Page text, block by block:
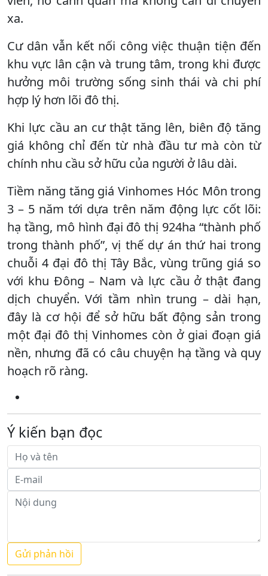
xa.
Cư dân vẫn kết nối công việc thuận tiện đến
khu vực lân cận và trung tâm, trong khi được
hưởng môi trường sống sinh thái và chi phí
hợp lý hơn lõi đô thị.
Khi lực cầu an cư thật tăng lên, biên độ tăng
giá không chỉ đến từ nhà đầu tư mà còn từ
chính nhu cầu sở hữu của người ở lâu dài.
Tiềm năng tăng giá Vinhomes Hóc Môn trong
3 – 5 năm tới dựa trên năm động lực cốt lõi:
hạ tầng, mô hình đại đô thị 924ha “thành phố
trong thành phố”, vị thế dự án thứ hai trong
chuỗi 4 đại đô thị Tây Bắc, vùng trũng giá so
với khu Đông – Nam và lực cầu ở thật đang
dịch chuyển. Với tầm nhìn trung – dài hạn,
đây là cơ hội để sở hữu bất động sản trong
một đại đô thị Vinhomes còn ở giai đoạn giá
nền, nhưng đã có câu chuyện hạ tầng và quy
hoạch rõ ràng.
Ý kiến bạn đọc